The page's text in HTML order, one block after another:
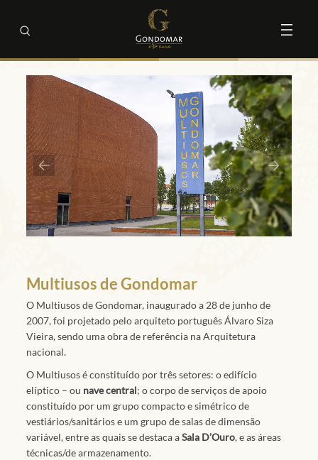
Multiusos de Gondomar
O Multiusos de Gondomar, inaugurado a 28 de junho de
2007, foi projetado pelo arquiteto português Álvaro Siza
Vieira, sendo uma obra de referência na Arquitetura
nacional.
O Multiusos é constituído por três setores: o edifício
elíptico – ou nave central; o corpo de serviços de apoio
constituído por um grupo compacto e simétrico de
vestiários/sanitários e um grupo de salas de dimensão
variável, entre as quais se destaca aSala D’Ouro, e as áreas
técnicas/de armazenamento.